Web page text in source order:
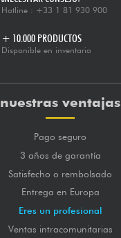
Hotline : +33 1 81 930 900
+ 10.000 PRODUCTOS
Disponible en inventario
nuestras ventajas
Pago seguro
3 años de garantía
Satisfecho o rembolsado
Entrega en Europa
Eres un profesional
Ventas intracomunitarias